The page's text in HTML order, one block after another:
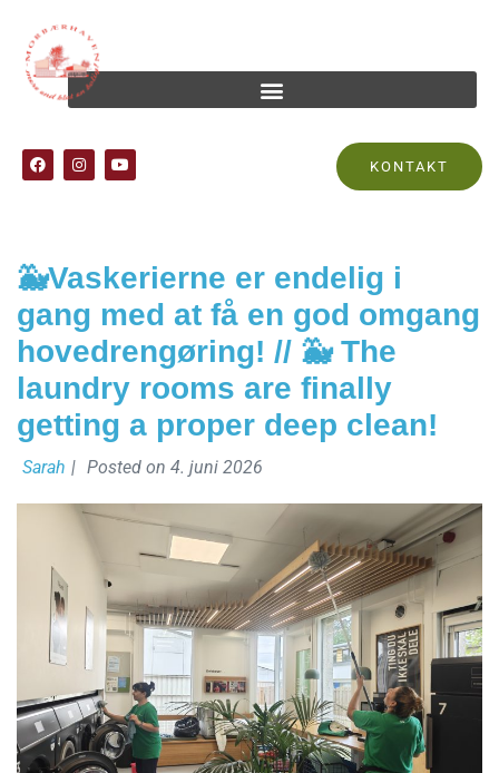
KONTAKT
Tag: center 2
🐳Vaskerierne er endelig i
gang med at få en god omgang
hovedrengøring! // 🐳 The
laundry rooms are finally
getting a proper deep clean!
Sarah | Posted on 4. juni 2026